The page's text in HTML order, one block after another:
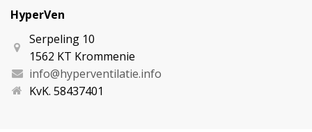
HyperVen
Serpeling 10
1562 KT Krommenie
info@hyperventilatie.info
KvK. 58437401